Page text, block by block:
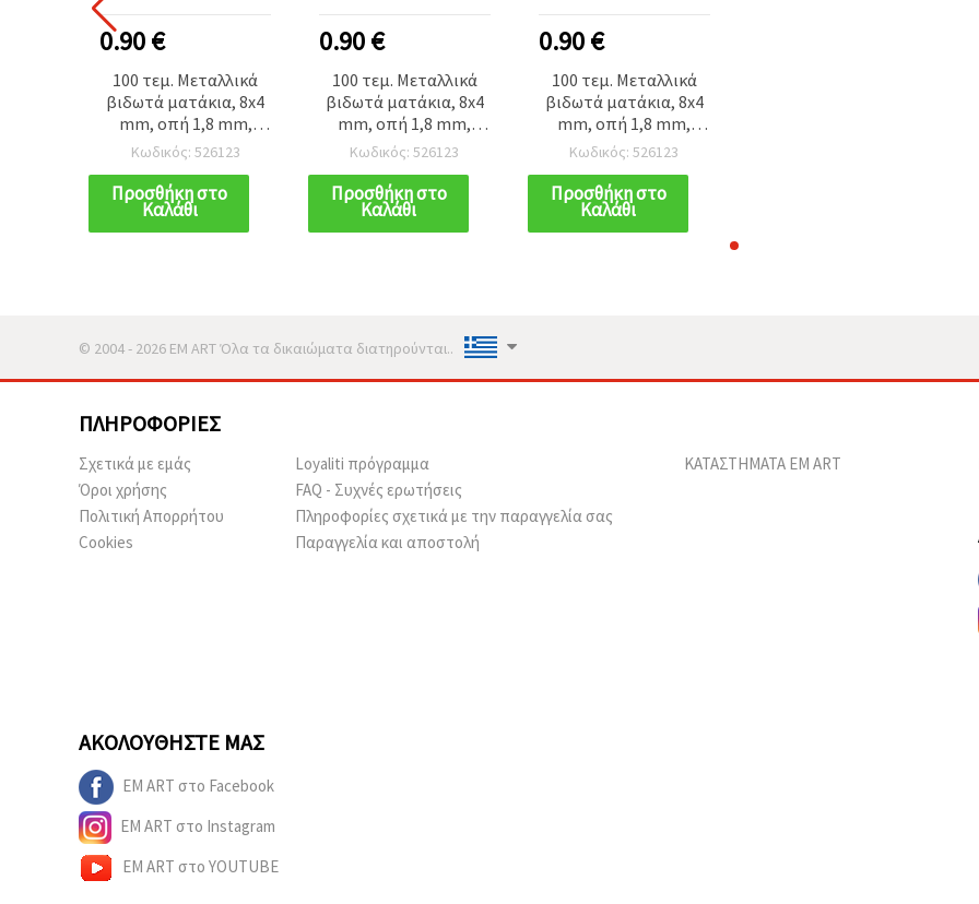
0.90 €
100 τεμ. Μεταλλικά
βιδωτά ματάκια, 8x4
mm, οπή 1,8 mm,
χρυσό χρώμα, μικρά
για κοσμήματα
Κωδικός: 526123
Προσθήκη στο
Καλάθι
0.90 €
100 τεμ. Μεταλλικά
βιδωτά ματάκια, 8x4
mm, οπή 1,8 mm,
χρυσό χρώμα, μικρά
για κοσμήματα
Κωδικός: 526123
Προσθήκη στο
Καλάθι
0.90 €
100 τεμ. Μεταλλικά
βιδωτά ματάκια, 8x4
mm, οπή 1,8 mm,
χρυσό χρώμα, μικρά
για κοσμήματα
Κωδικός: 526123
Προσθήκη στο
Καλάθι
© 2004 - 2026 EM ART Όλα τα δικαιώματα διατηρούνται..
ΠΛΗΡΟΦΟΡΊΕΣ
Σχετικά με εμάς
Όροι χρήσης
Πολιτική Απορρήτου
Cookies
Loyaliti πρόγραμμα
FAQ - Συχνές ερωτήσεις
Πληροφορίες σχετικά με την παραγγελία σας
Παραγγελία και αποστολή
ΚΑΤΑΣΤΗΜΑΤΑ EM ART
ΑΚΟΛΟΥΘΉΣΤΕ ΜΑΣ
EM ART στο Facebook
EM ART στο Instagram
EM ART στο YOUTUBE